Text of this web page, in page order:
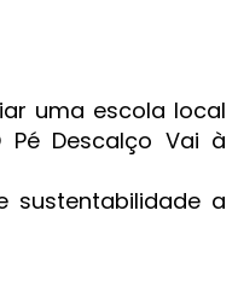
uma escola local
Descalço Vai à
sustentabilidade a